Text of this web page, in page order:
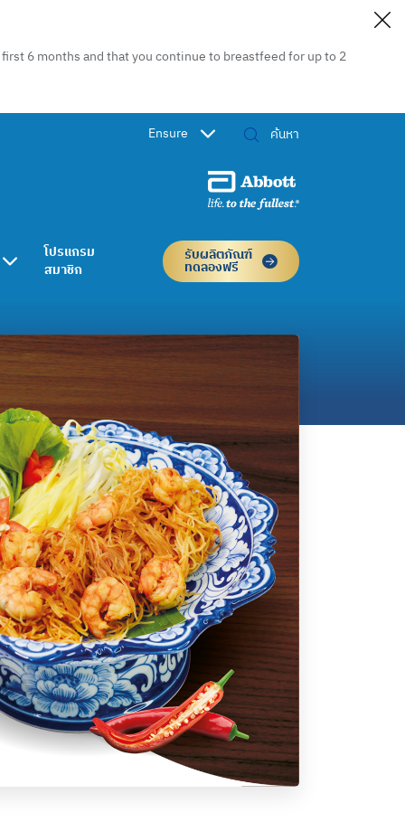
6 months and that you continue to breastfeed for up to 2
Ensure
โปรแกรม
สมาชิก
รับผลิตภัณฑ์
ทดลองฟรี